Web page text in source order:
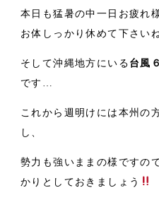
本日も猛暑の中一日お疲れ
お体しっかり休めて下さいね
そして沖縄地方にいる 台風
です…
これから週明けには本州の
し、
勢力も強いままの様ですの
かりとしておきましょう